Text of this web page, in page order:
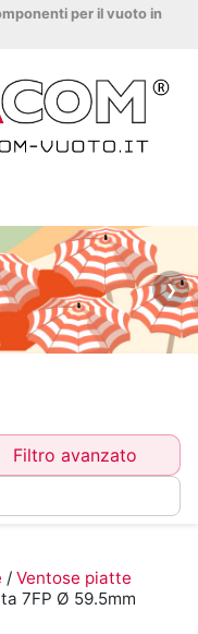
per il vuoto in
❯
Filtro avanzato
/ Ventose piatte
7FP Ø 59.5mm